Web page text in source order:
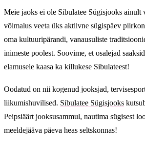
Meie jaoks ei ole Sibulatee Sügisjooks ainult
võimalus veeta üks aktiivne sügispäev
oma kultuuripärandi, vanausuliste
inimeste poolest. Soovime, et osalejad
elamusele kaasa ka killukese Sibulateest!
Oodatud on nii kogenud jooksjad,
liikumishuvilised. Sibulatee Sügisjooks
Peipsiäärt jooksusammul, nautima sügisest
meeldejääva päeva heas seltskonnas!